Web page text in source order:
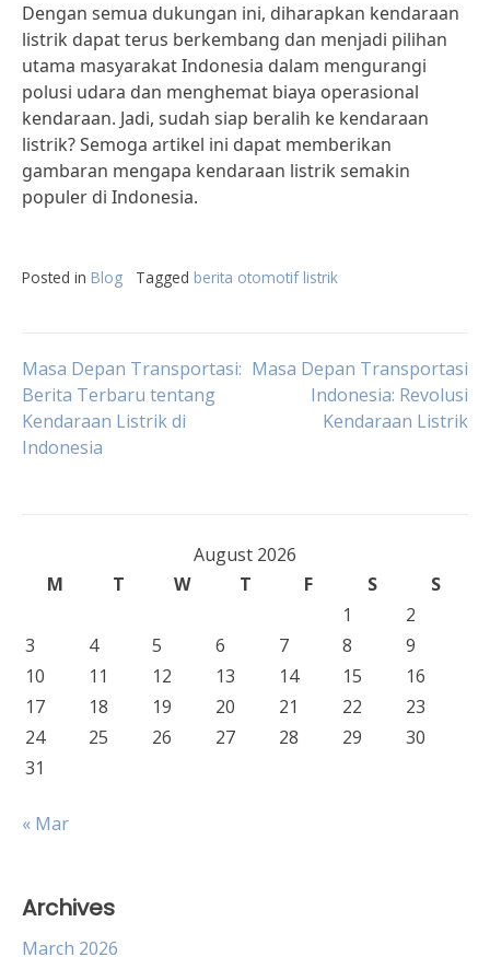
Dengan semua dukungan ini, diharapkan kendaraan
listrik dapat terus berkembang dan menjadi pilihan
utama masyarakat Indonesia dalam mengurangi
polusi udara dan menghemat biaya operasional
kendaraan. Jadi, sudah siap beralih ke kendaraan
listrik? Semoga artikel ini dapat memberikan
gambaran mengapa kendaraan listrik semakin
populer di Indonesia.
Posted in Blog Tagged berita otomotif listrik
Post
navigation
Masa Depan Transportasi:
Berita Terbaru tentang
Kendaraan Listrik di
Indonesia
Masa Depan Transportasi
Indonesia: Revolusi
Kendaraan Listrik
August 2026
M
T W T F S
S
1
2
3
4 5 6 7 8
9
10
11 12 13 14 15
16
17
18 19 20 21 22
23
24
25 26 27 28 29
30
31
« Mar
Archives
March 2026